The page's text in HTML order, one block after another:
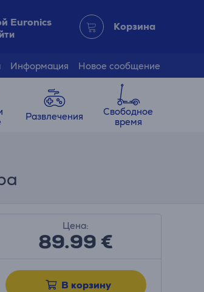
Euronics Корзина
Информация Новое сообщение
Развлечения
Свободное
время
Цена:
89.99€
В корзину